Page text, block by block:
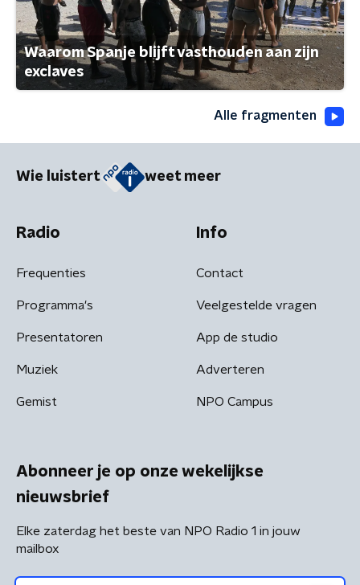
Waarom Spanje blijft vasthouden aan zijn
exclaves
Alle fragmenten
Wie luistert weet meer
Radio
Frequenties
Programma's
Presentatoren
Muziek
Gemist
Info
Contact
Veelgestelde vragen
App de studio
Adverteren
NPO Campus
Abonneer je op onze wekelijkse
nieuwsbrief
Elke zaterdag het beste van NPO Radio 1 in jouw
mailbox